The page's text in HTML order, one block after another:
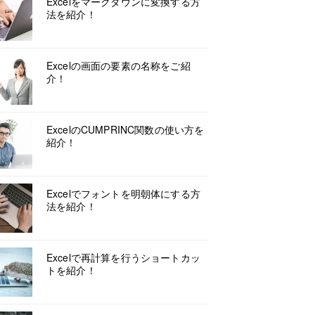
法を紹介！
Excelの画面の要素の名称をご紹
介！
ExcelのCUMPRINC関数の使い方を
紹介！
Excelでフォントを明朝体にする方
法を紹介！
Excelで再計算を行うショートカッ
トを紹介！